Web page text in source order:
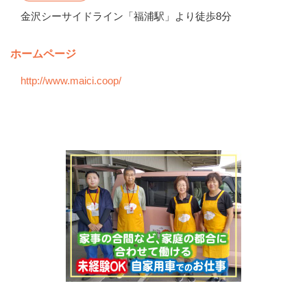
金沢シーサイドライン「福浦駅」より徒歩8分
ホームページ
http://www.maici.coop/